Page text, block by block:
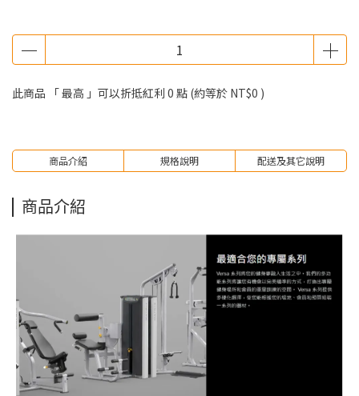
此商品 「 最高 」可以折抵紅利 0 點 (約等於 NT$0 )
商品介紹 規格說明 配送及其它說明
商品介紹